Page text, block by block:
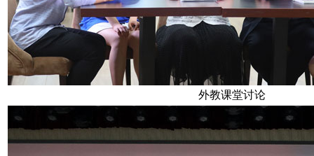
外教课堂讨论